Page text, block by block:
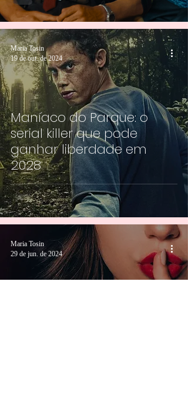
Maníaco do Parque: o
serial killer que pode
ganhar liberdade em
2028
Maria Tosin
19 de out. de 2024
Maria Tosin
29 de jun. de 2024